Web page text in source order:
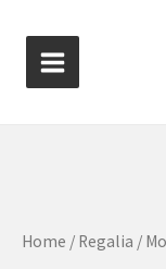
Home / Regalia /